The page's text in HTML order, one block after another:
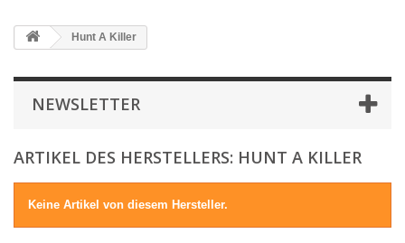
Hunt A Killer
NEWSLETTER
ARTIKEL DES HERSTELLERS: HUNT A KILLER
Keine Artikel von diesem Hersteller.